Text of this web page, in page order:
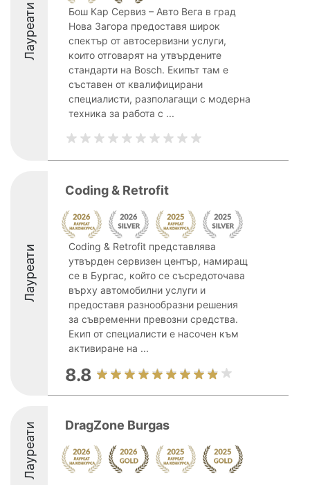
Лауреати
Бош Кар Сервиз – Авто Вега в град
Нова Загора предоставя широк
спектър от автосервизни услуги,
които отговарят на утвърдените
стандарти на Bosch. Екипът там е
съставен от квалифицирани
специалисти, разполагащи с модерна
техника за работа с ...
Лауреати
Coding & Retrofit
Coding & Retrofit представлява
утвърден сервизен център, намиращ
се в Бургас, който се съсредоточава
върху автомобилни услуги и
предоставя разнообразни решения
за съвременни превозни средства.
Екип от специалисти е насочен към
активиране на ...
8.8
Лауреати DragZone Burgas